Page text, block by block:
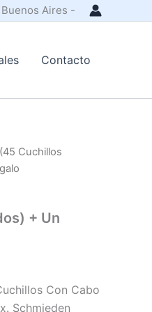
Buenos Aires -
Contacto
Cuchillos
+ Un
Con Cabo
Schmieden